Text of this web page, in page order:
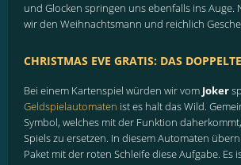
und Glocken springen uns ebenfalls ins Auge.
wir den Weihnachtsmann und reichlich
CHRISTMAS EVE GRATIS: DAS
Bei einem Kartenspiel würden wir vom Joker
Geldspielautomaten ist es halt das Wild.
Symbol, welches mit der Funktion
Spiels zu ersetzen. In diesem Automaten
Paket mit der roten Schleife diese Aufgabe. Es